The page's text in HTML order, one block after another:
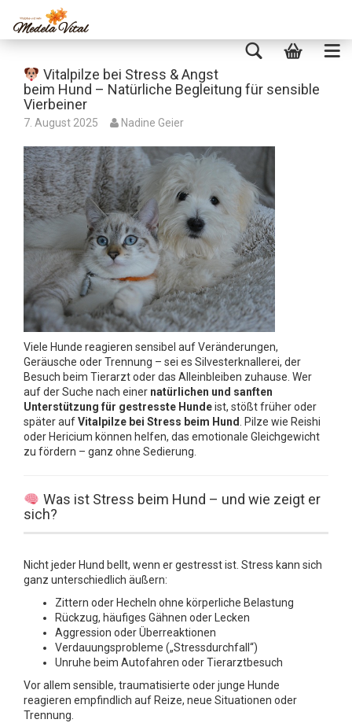
Vitalpilze bei Stress & Angst
beim Hund – Natürliche Begleitung für sensible
Vierbeiner
7. August 2025 Nadine Geier
Viele Hunde reagieren sensibel auf Veränderungen,
Geräusche oder Trennung – sei es Silvesterknallerei, der
Besuch beim Tierarzt oder das Alleinbleiben zuhause. Wer
auf der Suche nach einer natürlichen und sanften
Unterstützung für gestresste Hundeist, stößt früher oder
später aufVitalpilze bei Stress beim Hund
. Pilze wie Reishi
oder Hericium können helfen, das emotionale Gleichgewicht
zu fördern – ganz ohne Sedierung.
Was ist Stress beim Hund – und wie zeigt er
sich?
Nicht jeder Hund bellt, wenn er gestresst ist. Stress kann sich
ganz unterschiedlich äußern:
Zittern oder Hecheln ohne körperliche Belastung
Rückzug, häufiges Gähnen oder Lecken
Aggression oder Überreaktionen
Verdauungsprobleme („Stressdurchfall“)
Unruhe beim Autofahren oder Tierarztbesuch
Vor allem sensible, traumatisierte oder junge Hunde
reagieren empfindlich auf Reize, neue Situationen oder
Trennung.